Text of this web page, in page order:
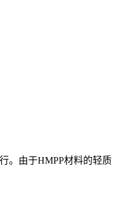
。由于HMPP材料的轻质